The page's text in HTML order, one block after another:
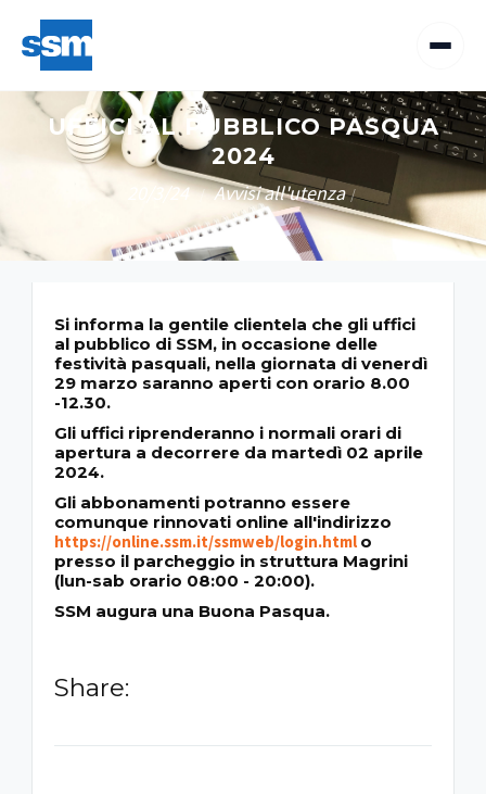
UFFICI AL PUBBLICO PASQUA
2024
20/3/24 / Avvisi all'utenza /
Si informa la gentile clientela che gli uffici
al pubblico di SSM, in occasione delle
festività pasquali, nella giornata di venerdì
29 marzo saranno aperti con orario 8.00
-12.30.
Gli uffici riprenderanno i normali orari di
apertura a decorrere da martedì 02 aprile
2024.
Gli abbonamenti potranno essere
comunque rinnovati online all'indirizzo
https://online.ssm.it/ssmweb/login.html o
presso il parcheggio in struttura Magrini
(lun-sab orario 08:00 - 20:00).
SSM augura una Buona Pasqua.
Share: